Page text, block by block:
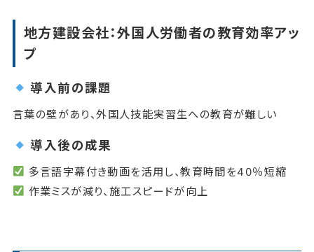
地方建設会社：外国人労働者の教育効率アッ
プ
導入前の課題
言葉の壁があり、外国人技能実習生への教育が難しい
導入後の成果
多言語字幕付き動画を活用し、教育時間を40％短縮
作業ミスが減り、施工スピードが向上